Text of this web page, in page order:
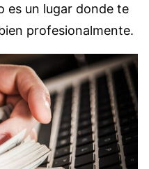
es un lugar donde te
profesionalmente.